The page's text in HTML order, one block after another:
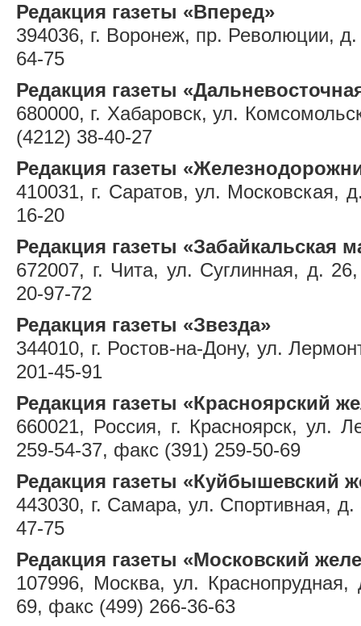
Редакция газеты «Вперед»
394036, г. Воронеж, пр. Революции,
64-75
Редакция газеты
680000, г. Хабаровск, ул.
(4212) 38-40-27
Редакция газеты
410031, г. Саратов, ул. Московская,
16-20
Редакция газеты «Забайкальская
672007, г. Чита, ул. Суглинная, д.
20-97-72
Редакция газеты «Звезда»
344010, г. Ростов-на-Дону, ул.
201-45-91
Редакция газеты «Красноярский
660021, Россия, г. Красноярск, ул.
259-54-37, факс (391) 259-50-69
Редакция газеты «Куйбышевский
443030, г. Самара, ул. Спортивная,
47-75
Редакция газеты «Московский
107996, Москва, ул.
69, факс (499) 266-36-63